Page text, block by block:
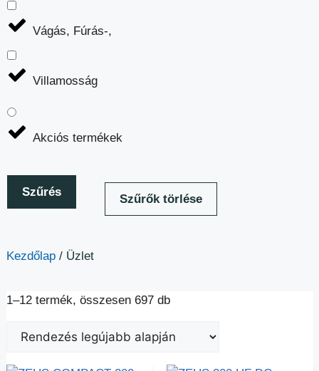
Vágás, Fúrás-,
Villamosság
Akciós termékek
Szűrés
Szűrők törlése
Kezdőlap/ Üzlet
1–12 termék, összesen 697 db